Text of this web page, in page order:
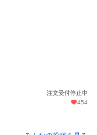
注文受付停止中
454